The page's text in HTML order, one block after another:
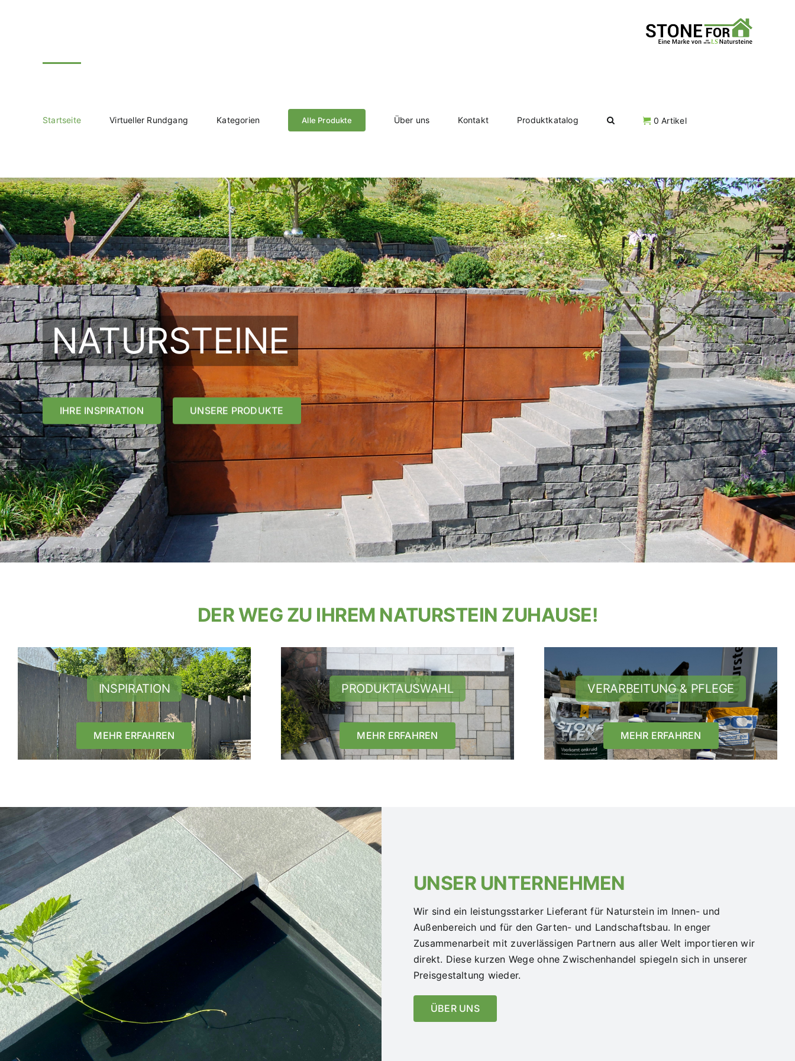
Startseite Virtueller Rundgang Kategorien Alle Produkte Über uns Kontakt Produktkatalog 0 Artikel
NATURSTEINE
IHRE INSPIRATION UNSERE PRODUKTE
DER WEG ZU IHREM NATURSTEIN ZUHAUSE!
INSPIRATION
MEHR ERFAHREN
PRODUKTAUSWAHL
MEHR ERFAHREN
VERARBEITUNG & PFLEGE
MEHR ERFAHREN
UNSER UNTERNEHMEN
Wir sind ein leistungsstarker Lieferant für Naturstein im Innen- und
Außenbereich und für den Garten- und Landschaftsbau. In enger
Zusammenarbeit mit zuverlässigen Partnern aus aller Welt importieren wir
direkt. Diese kurzen Wege ohne Zwischenhandel spiegeln sich in unserer
Preisgestaltung wieder.
ÜBER UNS